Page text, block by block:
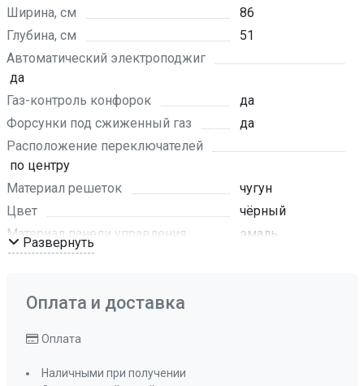
Ширина, см
86
Глубина, см
51
Автоматический электроподжиг
да
Газ-контроль конфорок
да
Форсунки под сжиженный газ
да
Расположение переключателей
по центру
Материал решеток
чугун
Цвет
чёрный
Материал панели управления
эмаль
Цвет фурнитуры
490x830
4,2 кВт
Развернуть
Оплата и доставка
Оплата
Наличными при получении